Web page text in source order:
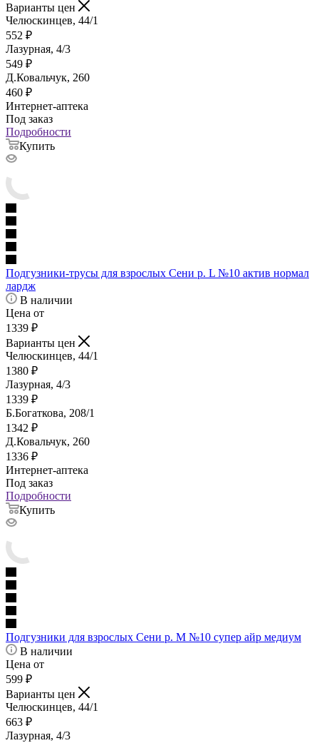
Варианты цен
Челюскинцев, 44/1
552 ₽
Лазурная, 4/3
549 ₽
Д.Ковальчук, 260
460 ₽
Интернет-аптека
Под заказ
Подробности
Купить
Подгузники-трусы для взрослых Сени р. L №10 актив нормал
лардж
В наличии
Цена от
1339 ₽
Варианты цен
Челюскинцев, 44/1
1380 ₽
Лазурная, 4/3
1339 ₽
Б.Богаткова, 208/1
1342 ₽
Д.Ковальчук, 260
1336 ₽
Интернет-аптека
Под заказ
Подробности
Купить
Подгузники для взрослых Сени р. M №10 супер айр медиум
В наличии
Цена от
599 ₽
Варианты цен
Челюскинцев, 44/1
663 ₽
Лазурная, 4/3